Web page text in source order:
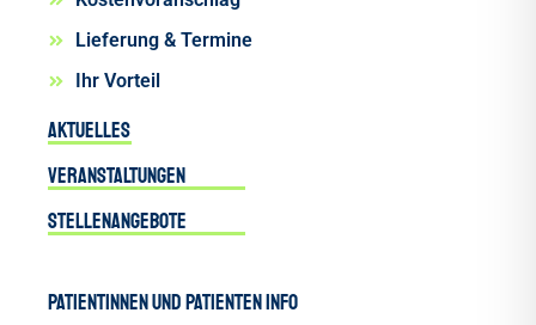
Lieferung & Termine
Ihr Vorteil
Aktuelles
Veranstaltungen
Stellenangebote
Patientinnen und Patienten INFO